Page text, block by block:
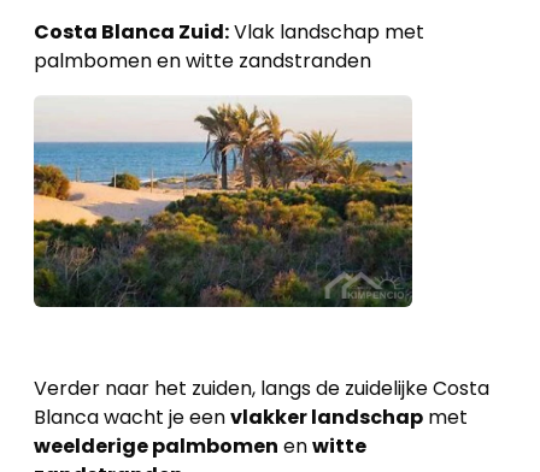
Costa Blanca Zuid:Vlak landschap met
palmbomen en witte zandstranden
Verder naar het zuiden, langs de zuidelijke Costa
Blanca wacht je eenvlakker landschap met
weelderige palmbomen enwitte